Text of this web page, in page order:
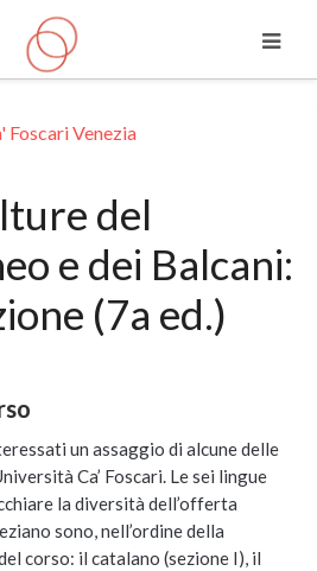
Foscari Venezia
del
e dei Balcani:
(7a ed.)
un assaggio di alcune delle
Ca’ Foscari. Le sei lingue
la diversità dell’offerta
sono, nell’ordine della
corso: il catalano (sezione I), il